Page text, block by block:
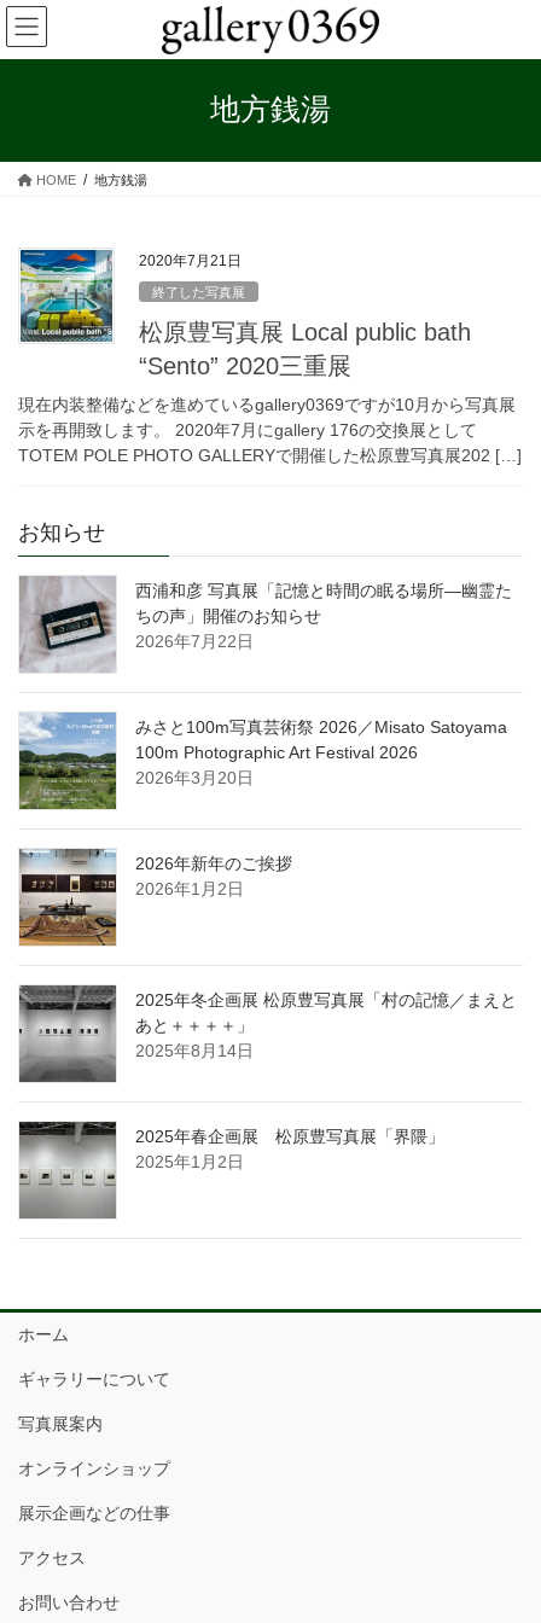
コ
ン
テ
ス
ナ
ビ
ゲ
ン
地方銭湯
HOME 地方銭湯
2020年7月21日
終了した写真展
松原豊写真展 Local public bath
“Sento” 2020三重展
現在内装整備などを進めているgallery0369ですが10月から写真展
示を再開致します。 2020年7月にgallery 176の交換展として
TOTEM POLE PHOTO GALLERYで開催した松原豊写真展202 […]
お知らせ
西浦和彦 写真展「記憶と時間の眠る場所―幽霊た
ちの声」開催のお知らせ
2026年7月22日
みさと100m写真芸術祭 2026／Misato Satoyama
100m Photographic Art Festival 2026
2026年3月20日
2026年新年のご挨拶
2026年1月2日
2025年冬企画展 松原豊写真展「村の記憶／まえと
あと＋＋＋＋」
2025年8月14日
2025年春企画展 松原豊写真展「界隈」
2025年1月2日
ホーム
ギャラリーについて
写真展案内
オンラインショップ
展示企画などの仕事
アクセス
お問い合わせ